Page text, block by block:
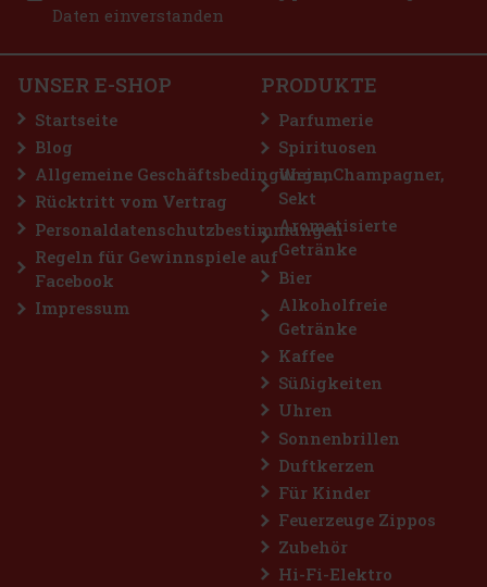
Diese
von Arabica und
anhaltenden
18.49 €
Bestellen
Daten einverstanden
UNSER E-SHOP
Startseite
Blog
Allgemeine Geschäftsbedingungen
Rücktritt vom Vertrag
Personaldatenschutzbestimmungen
Regeln für Gewinnspiele auf
Facebook
Impressum
PRODUKTE
Parfumerie
Spirituosen
Wein, Champagner,
Sekt
Aromatisierte
Getränke
Bier
Alkoholfreie
Getränke
Kaffee
Süßigkeiten
Uhren
Sonnenbrillen
Duftkerzen
Für Kinder
Feuerzeuge Zippos
Zubehör
Hi-Fi-Elektro